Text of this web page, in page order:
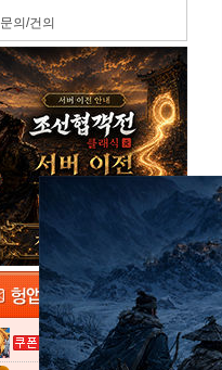
문의/건의
여전사 키우기...